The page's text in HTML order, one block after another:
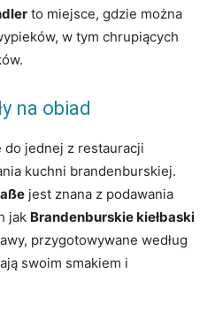
to miejsce, gdzie można
w tym chrupiących
na obiad
do jednej z restauracji
kuchni brandenburskiej.
jest znana z podawania
jak Brandenburskie kiełbaski
przygotowywane według
swoim smakiem i